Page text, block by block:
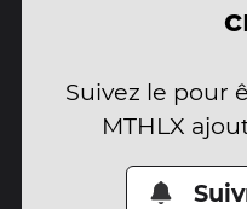
Suivez le pour
MTHLX